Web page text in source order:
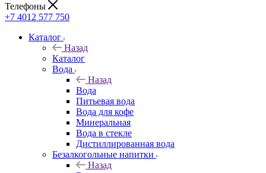
Телефоны
+7 4012 577 750
Каталог
Назад
Каталог
Вода
Назад
Вода
Питьевая вода
Вода для кофе
Минеральная
Вода в стекле
Дистиллированная вода
Безалкогольные напитки
Назад